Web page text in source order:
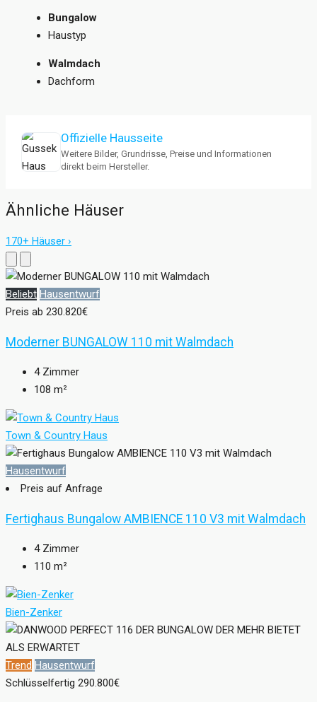
Bungalow
Haustyp
Walmdach
Dachform
Offizielle Hausseite
Weitere Bilder, Grundrisse, Preise und Informationen
direkt beim Hersteller.
Ähnliche Häuser
170+ Häuser ›
Beliebt Hausentwurf
Preis ab 230.820€
Moderner BUNGALOW 110 mit Walmdach
4 Zimmer
108 m²
Town & Country Haus
Hausentwurf
Preis auf Anfrage
Fertighaus Bungalow AMBIENCE 110 V3 mit Walmdach
4 Zimmer
110 m²
Bien-Zenker
Trend Hausentwurf
Schlüsselfertig 290.800€